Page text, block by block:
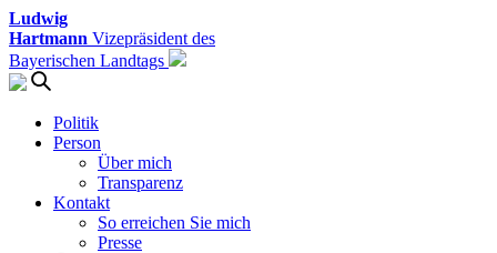
Ludwig
Hartmann Vizepräsident des
Bayerischen Landtags
Politik
Person
Über mich
Transparenz
Kontakt
So erreichen Sie mich
Presse